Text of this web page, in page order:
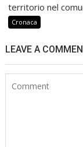
territorio nel
Cronaca
LEAVE A